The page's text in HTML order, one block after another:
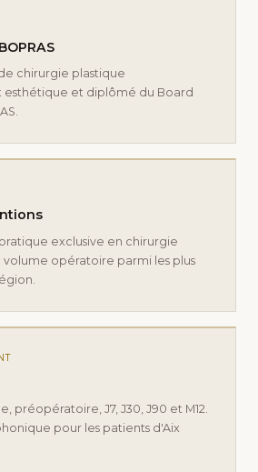
chirurgie plastique
et diplômé du Board
exclusive en chirurgie
volume opératoire parmi les plus
préopératoire, J7, J30, J90 et M12.
pour les patients d'Aix